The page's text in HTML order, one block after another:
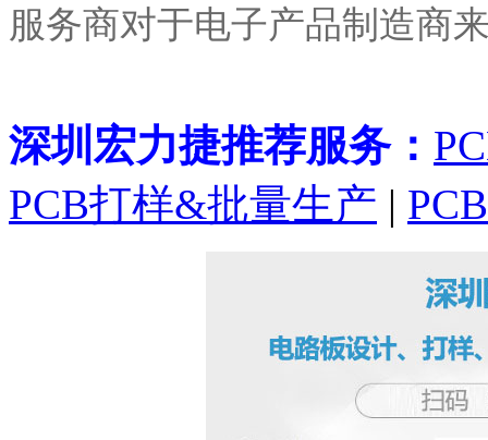
服务商对于电子产品制造商
深圳宏力捷推荐服务：
PCB打样&批量生产 |